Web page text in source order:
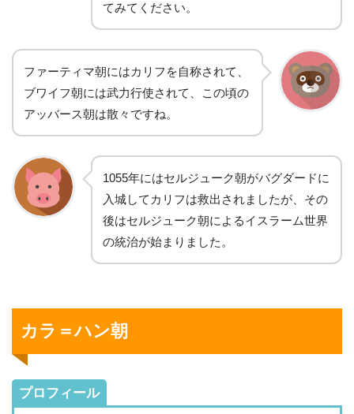
てみてください。
ファーティマ朝にはカリフを自称されて、
ブワイフ朝には武力行使されて、この頃の
アッバース朝は散々ですね。
1055年にはセルジューク朝がバグダードに
入城してカリフは救出されましたが、その
後はセルジューク朝によるイスラーム世界
の統治が始まりました。
カラ＝ハン朝
プロフィール